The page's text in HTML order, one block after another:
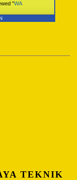
"WA
TEKNIK